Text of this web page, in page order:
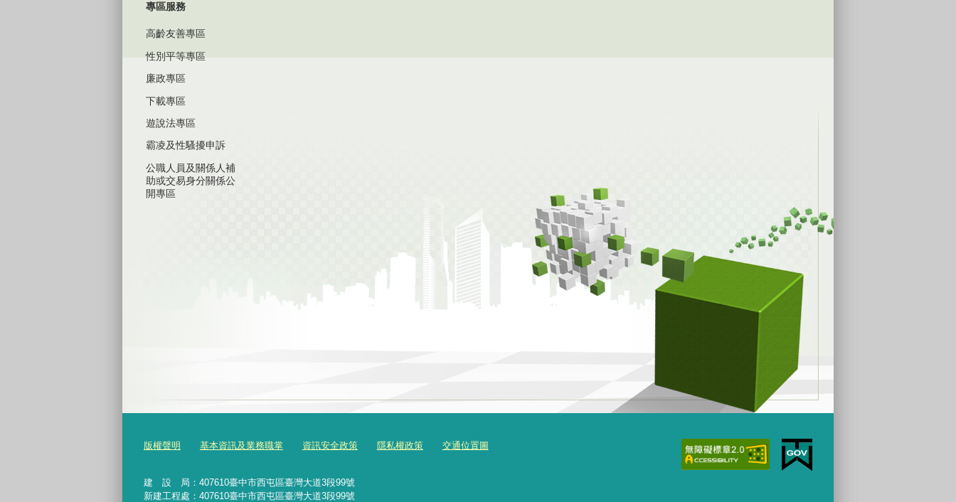
專區服務
高齡友善專區
性別平等專區
廉政專區
下載專區
遊說法專區
霸凌及性騷擾申訴
公職人員及關係人補
助或交易身分關係公
開專區
版權聲明 基本資訊及業務職掌 資訊安全政策 隱私權政策 交通位置圖
建 設 局： 407610臺中市西屯區臺灣大道3段99號
新建工程處：407610臺中市西屯區臺灣大道3段99號